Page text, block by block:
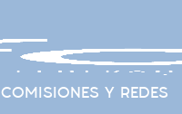
COMISIONES Y REDES